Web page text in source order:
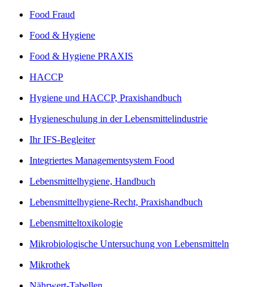
Food Fraud
Food & Hygiene
Food & Hygiene PRAXIS
HACCP
Hygiene und HACCP, Praxishandbuch
Hygieneschulung in der Lebensmittelindustrie
Ihr IFS-Begleiter
Integriertes Managementsystem Food
Lebensmittelhygiene, Handbuch
Lebensmittelhygiene-Recht, Praxishandbuch
Lebensmitteltoxikologie
Mikrobiologische Untersuchung von Lebensmitteln
Mikrothek